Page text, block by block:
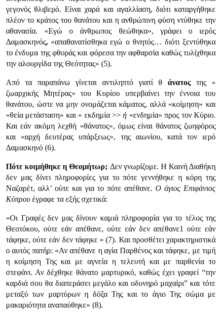
γεγονός θλιβερό. Είναι χαρά και αγαλλίαση, διότι καταργήθηκε
πλέον το κράτος του θανάτου και η ανθρώπινη φύση ντύθηκε την
αθανασία. «Εγώ ο άνθρωπος θεώθηκα», γράφει ο ιερός
Δαμασκηνός, «απαθανατίσθηκα εγώ ο θνητός… διότι ξεντύθηκα
το ένδυμα της φθοράς και φόρεσα την αφθαρσία καθώς τυλίχθηκα
την αλουργίδα της Θεότητας» (5).
Από τα παραπάνω γίνεται αντιληπτό γιατί θ άνατος της «
ζωαρχικής Μητέρας» του Κυρίου υπερβαίνει την έννοια του
θανάτου, ώστε να μην ονομάζεται κάματος, αλλά «κοίμηση» και
«θεία μετάσταση» και « εκδημία >>ή «ενδημία» προς τον Κύριο.
Και εάν ακόμη λεχθή «θάνατος», όμως είναι θάνατος ζωηφόρος
και «αρχή δευτέρας υπάρξεως», της αιωνίου, κατά τον ιερό
Δαμασκηνό (6).
Πότε κοιμήθηκε η Θεομήτωρ; Δεν γνωρίζομε. Η Καινή Διαθήκη
δεν μας δίνει πληροφορίες για το πότε γεννήθηκε η κόρη της
Ναζαρέτ, αλλ’ ούτε και για το πότε απέθανε. Ο άγιος Επιφάνιος
Κύπρου έγραφε τα εξής σχετικά:
«Οι Γραφές δεν μας δίνουν καμιά πληροφορία για το τέλος της
Θεοτόκου, ούτε εάν απέθανε, ούτε εάν δεν απέθανε1 ούτε εάν
τάφηκε, ούτε εάν δεν τάφηκε » (7). Και προσθέτει χαρακτηριστικά
ο αυτός πατήρ: «Αν απέθανε η αγία Παρθένος και τάφηκε, με τιμή
η κοίμηση Της και με αγνεία η τελευτή και με παρθενία το
στεφάνι. Αν δέχθηκε θάνατο μαρτυρικό, καθώς έχει γραφεί “την
καρδιά σου θα διαπεράσει μεγάλο και οδυνηρό μαχαίρι” και τότε
μεταξύ των μαρτύρων η δόξα Της και το άγιο Της σώμα με
μακαριότητα αναπαύθηκε» (8).